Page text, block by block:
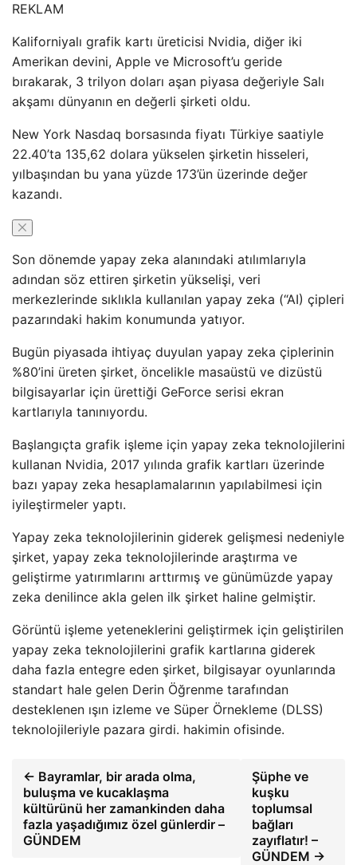
REKLAM
Kaliforniyalı grafik kartı üreticisi Nvidia, diğer iki
Amerikan devini, Apple ve Microsoft’u geride
bırakarak, 3 trilyon doları aşan piyasa değeriyle Salı
akşamı dünyanın en değerli şirketi oldu.
New York Nasdaq borsasında fiyatı Türkiye saatiyle
22.40’ta 135,62 dolara yükselen şirketin hisseleri,
yılbaşından bu yana yüzde 173’ün üzerinde değer
kazandı.
Son dönemde yapay zeka alanındaki atılımlarıyla
adından söz ettiren şirketin yükselişi, veri
merkezlerinde sıklıkla kullanılan yapay zeka (“AI) çipleri
pazarındaki hakim konumunda yatıyor.
Bugün piyasada ihtiyaç duyulan yapay zeka çiplerinin
%80’ini üreten şirket, öncelikle masaüstü ve dizüstü
bilgisayarlar için ürettiği GeForce serisi ekran
kartlarıyla tanınıyordu.
Başlangıçta grafik işleme için yapay zeka teknolojilerini
kullanan Nvidia, 2017 yılında grafik kartları üzerinde
bazı yapay zeka hesaplamalarının yapılabilmesi için
iyileştirmeler yaptı.
Yapay zeka teknolojilerinin giderek gelişmesi nedeniyle
şirket, yapay zeka teknolojilerinde araştırma ve
geliştirme yatırımlarını arttırmış ve günümüzde yapay
zeka denilince akla gelen ilk şirket haline gelmiştir.
Görüntü işleme yeteneklerini geliştirmek için geliştirilen
yapay zeka teknolojilerini grafik kartlarına giderek
daha fazla entegre eden şirket, bilgisayar oyunlarında
standart hale gelen Derin Öğrenme tarafından
desteklenen ışın izleme ve Süper Örnekleme (DLSS)
teknolojileriyle pazara girdi. hakimin ofisinde.
← Bayramlar, bir arada olma,
buluşma ve kucaklaşma
kültürünü her zamankinden daha
fazla yaşadığımız özel günlerdir –
GÜNDEM
Şüphe ve
kuşku
toplumsal
bağları
zayıflatır! –
GÜNDEM →